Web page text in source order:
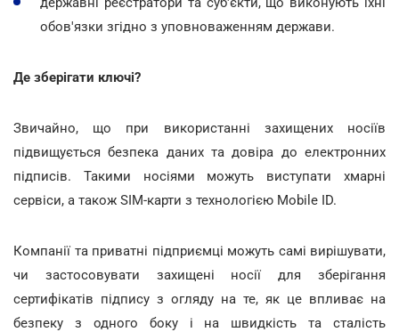
обов'язки згідно з уповноваженням держави.
Де зберігати ключі?
Звичайно, що при використанні захищених носіїв
підвищується безпека даних та довіра до електронних
підписів. Такими носіями можуть виступати хмарні
сервіси, а також SIM-карти з технологією Mobile ID.
Компанії та приватні підприємці можуть самі вирішувати,
чи застосовувати захищені носії для зберігання
сертифікатів підпису з огляду на те, як це впливає на
безпеку з одного боку і на швидкість та сталість